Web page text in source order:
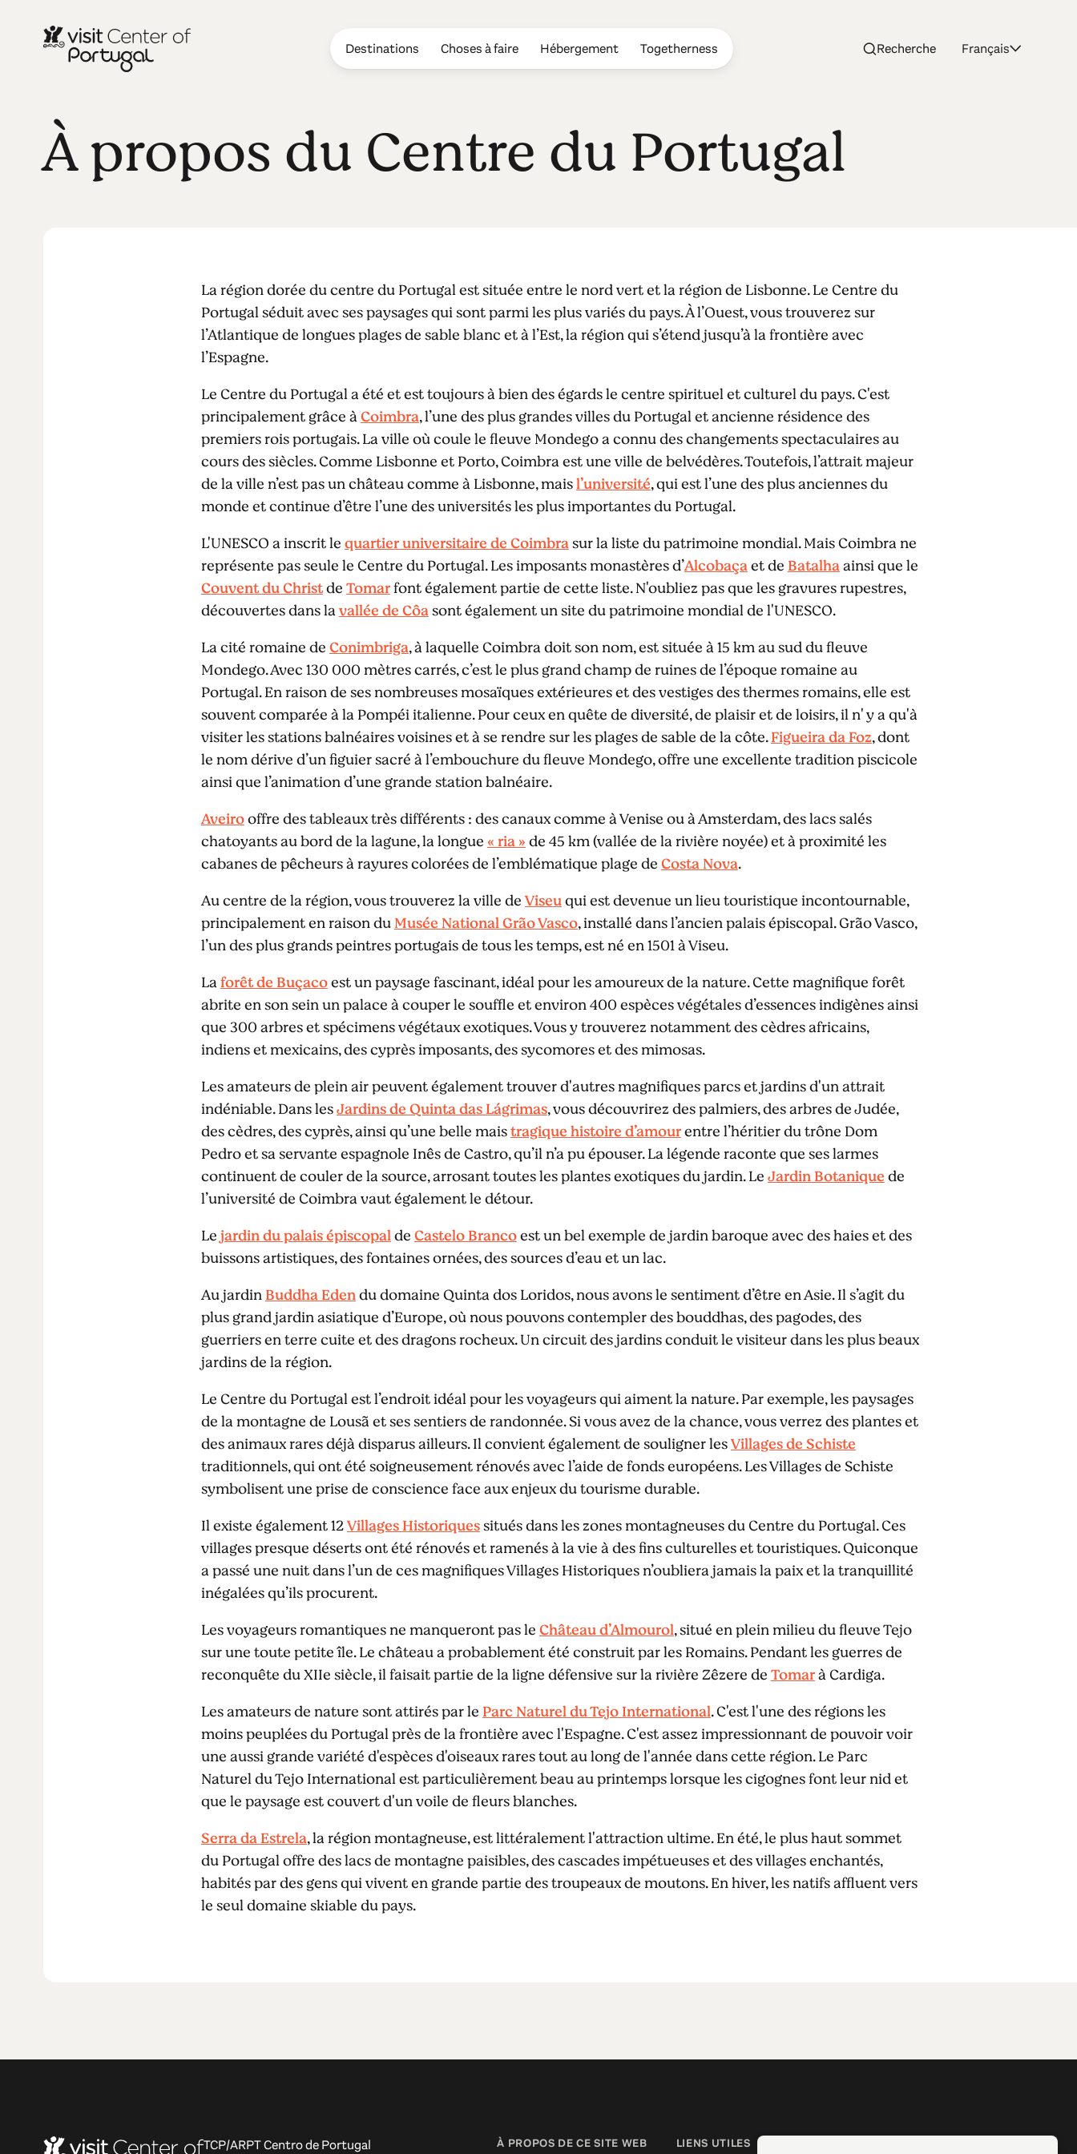
Destinations Choses à faire Hébergement Togetherness Recherche Français
À propos du Centre du Portugal
La région dorée du centre du Portugal est située entre le nord vert et la région de Lisbonne. Le Centre du
Portugal séduit avec ses paysages qui sont parmi les plus variés du pays. À l’Ouest, vous trouverez sur
l’Atlantique de longues plages de sable blanc et à l’Est, la région qui s’étend jusqu’à la frontière avec
l’Espagne.
Le Centre du Portugal a été et est toujours à bien des égards le centre spirituel et culturel du pays. C'est
principalement grâce àCoimbra, l’une des plus grandes villes du Portugal et ancienne résidence des
premiers rois portugais. La ville où coule le fleuve Mondego a connu des changements spectaculaires au
cours des siècles. Comme Lisbonne et Porto, Coimbra est une ville de belvédères. Toutefois, l’attrait majeur
de la ville n’est pas un château comme à Lisbonne, maisl’université, qui est l’une des plus anciennes du
monde et continue d’être l’une des universités les plus importantes du Portugal.
L'UNESCO a inscrit lequartier universitaire de Coimbrasur la liste du patrimoine mondial. Mais Coimbra ne
représente pas seule le Centre du Portugal. Les imposants monastères d’Alcobaçaet de Batalhaainsi que le
Couvent du ChristdeTomarfont également partie de cette liste. N'oubliez pas que les gravures rupestres,
découvertes dans lavallée de Côasont également un site du patrimoine mondial de l'UNESCO.
La cité romaine deConimbriga, à laquelle Coimbra doit son nom, est située à 15 km au sud du fleuve
Mondego. Avec 130 000 mètres carrés, c’est le plus grand champ de ruines de l’époque romaine au
Portugal. En raison de ses nombreuses mosaïques extérieures et des vestiges des thermes romains, elle est
souvent comparée à la Pompéi italienne. Pour ceux en quête de diversité, de plaisir et de loisirs, il n' y a qu'à
visiter les stations balnéaires voisines et à se rendre sur les plages de sable de la côte.Figueira da Foz, dont
le nom dérive d’un figuier sacré à l’embouchure du fleuve Mondego, offre une excellente tradition piscicole
ainsi que l’animation d’une grande station balnéaire.
Aveirooffre des tableaux très différents : des canaux comme à Venise ou à Amsterdam, des lacs salés
chatoyants au bord de la lagune, la longue« ria »de 45 km (vallée de la rivière noyée) et à proximité les
cabanes de pêcheurs à rayures colorées de l’emblématique plage deCosta Nova.
Au centre de la région, vous trouverez la ville deViseuqui est devenue un lieu touristique incontournable,
principalement en raison duMusée National Grão Vasco, installé dans l’ancien palais épiscopal. Grão Vasco,
l’un des plus grands peintres portugais de tous les temps, est né en 1501 à Viseu.
Laforêt de Buçacoest un paysage fascinant, idéal pour les amoureux de la nature. Cette magnifique forêt
abrite en son sein un palace à couper le souffle et environ 400 espèces végétales d’essences indigènes ainsi
que 300 arbres et spécimens végétaux exotiques. Vous y trouverez notamment des cèdres africains,
indiens et mexicains, des cyprès imposants, des sycomores et des mimosas.
Les amateurs de plein air peuvent également trouver d'autres magnifiques parcs et jardins d'un attrait
indéniable. Dans lesJardins de Quinta das Lágrimas, vous découvrirez des palmiers, des arbres de Judée,
des cèdres, des cyprès, ainsi qu’une belle maistragique histoire d’amourentre l’héritier du trône Dom
Pedro et sa servante espagnole Inês de Castro, qu’il n’a pu épouser. La légende raconte que ses larmes
continuent de couler de la source, arrosant toutes les plantes exotiques du jardin. LeJardin Botaniquede
l’université de Coimbra vaut également le détour.
Lejardin du palais épiscopaldeCastelo Brancoest un bel exemple de jardin baroque avec des haies et des
buissons artistiques, des fontaines ornées, des sources d’eau et un lac.
Au jardinBuddha Edendu domaine Quinta dos Loridos, nous avons le sentiment d’être en Asie. Il s’agit du
plus grand jardin asiatique d’Europe, où nous pouvons contempler des bouddhas, des pagodes, des
guerriers en terre cuite et des dragons rocheux. Un circuit des jardins conduit le visiteur dans les plus beaux
jardins de la région.
Le Centre du Portugal est l’endroit idéal pour les voyageurs qui aiment la nature. Par exemple, les paysages
de la montagne de Lousã et ses sentiers de randonnée. Si vous avez de la chance, vous verrez des plantes et
des animaux rares déjà disparus ailleurs. Il convient également de souligner lesVillages de Schiste
traditionnels, qui ont été soigneusement rénovés avec l’aide de fonds européens. Les Villages de Schiste
symbolisent une prise de conscience face aux enjeux du tourisme durable.
Il existe également 12Villages Historiquessitués dans les zones montagneuses du Centre du Portugal. Ces
villages presque déserts ont été rénovés et ramenés à la vie à des fins culturelles et touristiques. Quiconque
a passé une nuit dans l’un de ces magnifiques Villages Historiques n’oubliera jamais la paix et la tranquillité
inégalées qu’ils procurent.
Les voyageurs romantiques ne manqueront pas leChâteau d’Almourol, situé en plein milieu du fleuve Tejo
sur une toute petite île. Le château a probablement été construit par les Romains. Pendant les guerres de
reconquête du XIIe siècle, il faisait partie de la ligne défensive sur la rivière Zêzere deTomarà Cardiga.
Les amateurs de nature sont attirés par le Parc Naturel du Tejo International. C'est l'une des régions les
moins peuplées du Portugal près de la frontière avec l'Espagne. C'est assez impressionnant de pouvoir voir
une aussi grande variété d'espèces d'oiseaux rares tout au long de l'année dans cette région. Le Parc
Naturel du Tejo International est particulièrement beau au printemps lorsque les cigognes font leur nid et
que le paysage est couvert d'un voile de fleurs blanches.
Serra da Estrela, la région montagneuse, est littéralement l'attraction ultime. En été, le plus haut sommet
du Portugal offre des lacs de montagne paisibles, des cascades impétueuses et des villages enchantés,
habités par des gens qui vivent en grande partie des troupeaux de moutons. En hiver, les natifs affluent vers
le seul domaine skiable du pays.
TCP/ARPT Centro de Portugal À PROPOS DE CE SITE WEB LIENS UTILES